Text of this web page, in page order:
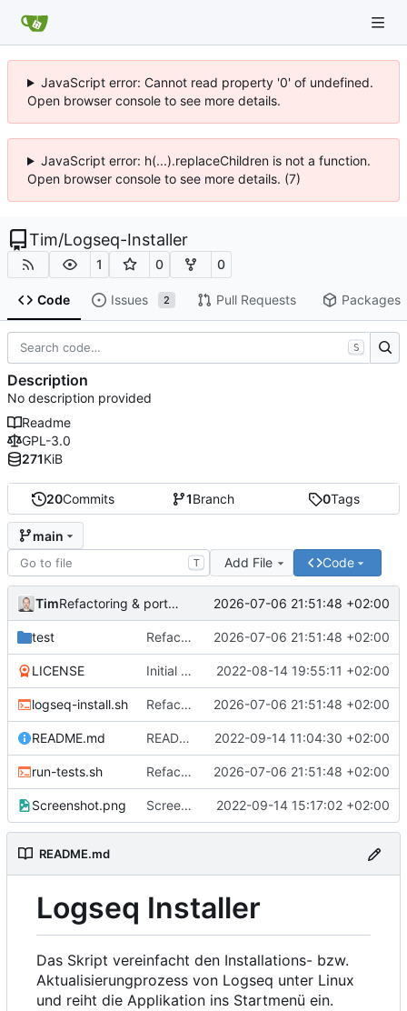
JavaScript error: Cannot read property '0' of undefined.
Open browser console to see more details.
JavaScript error: h(...).replaceChildren is not a function.
Open browser console to see more details. (7)
Tim/Logseq-Installer
1 0 0
Code Issues 2 Pull Requests Packages
20Commits 1Branch 0Tags
main
T Add File Code
Tim Refactoring & portable Testpfade 2026-07-06 21:51:48 +02:00
test Refactoring & portable Testpfade 2026-07-06 21:51:48 +02:00
LICENSE Initial commit 2022-08-14 19:55:11 +02:00
logseq-install.sh Refactoring & portable Testpfade 2026-07-06 21:51:48 +02:00
README.md README um Hinweis auf symbolischen Link ergänzt 2022-09-14 11:04:30 +02:00
run-tests.sh Refactoring & portable Testpfade 2026-07-06 21:51:48 +02:00
Screenshot.png Screenshot erneuert 2022-09-14 15:17:02 +02:00
README.md
Logseq Installer
Das Skript vereinfacht den Installations- bzw.
Aktualisierungprozess von Logseq unter Linux
und reiht die Applikation ins Startmenü ein.
S
Description
No description provided
Readme
GPL-3.0
271KiB